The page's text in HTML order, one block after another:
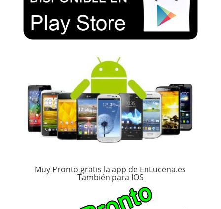
Muy Pronto gratis la app de EnLucena.es
También para IOS